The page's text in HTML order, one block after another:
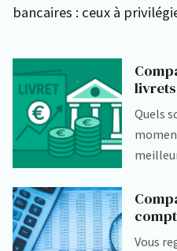
bancaires : ceux à
livrets
Quels
Vous